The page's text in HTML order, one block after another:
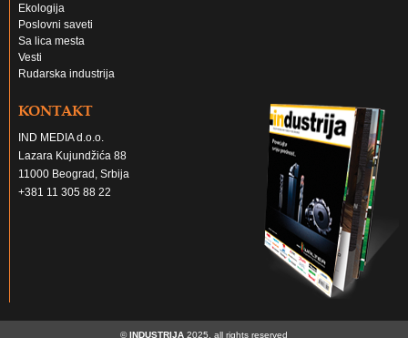
Ekologija
Poslovni saveti
Sa lica mesta
Vesti
Rudarska industrija
KONTAKT
IND MEDIA d.o.o.
Lazara Kujundžića 88
11000 Beograd, Srbija
+381 11 305 88 22
©INDUSTRIJA 2025, all rights reserved